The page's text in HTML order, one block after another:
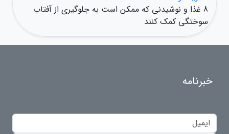
8 غذا و نوشیدنی که ممکن است به جلوگیری از آفتاب
سوختگی کمک کنند
خبرنامه